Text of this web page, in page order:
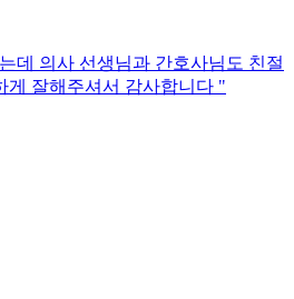
데 의사 선생님과 간호사님도 친절
게 잘해주셔서 감사합니다 "